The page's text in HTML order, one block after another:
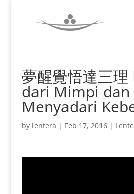
夢醒覺悟達三理
dari Mimpi dan
Menyadari
by lentera | Feb 17, 2016|